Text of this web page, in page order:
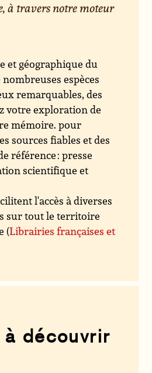
à travers notre moteur
et géographique du
espèces
remarquables, des
votre exploration de
mémoire. pour
sources fiables et des
référence : presse
scientifique et
l'accès à diverses
sur tout le territoire
(Librairies françaises et
découvrir